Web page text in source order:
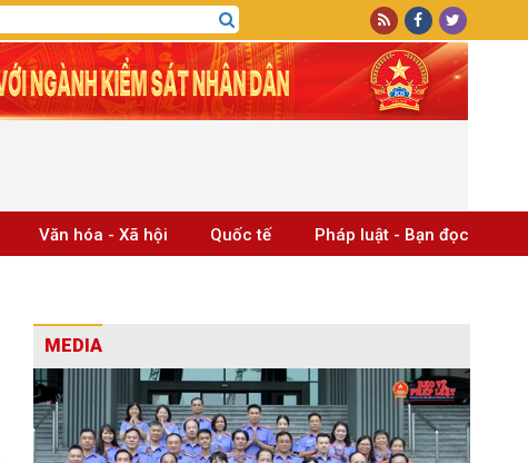
Văn hóa - Xã hội Quốc tế Pháp luật - Bạn đọc
MEDIA